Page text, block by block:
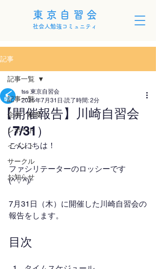
東京自習会
社会人勉強コミュニティ
記事
記事一覧
企画・制度
レポート
イベント
サークル
お知らせ
記事一覧
【開催報告】川崎自習会
（7/31）
tss 東京自習会
2025年7月31日 読了時間: 2分
こんにちは！
ファシリテーターのロッシーです
(^▽^)/
7月31日（木）に開催した川崎自習会の
報告をします。
目次